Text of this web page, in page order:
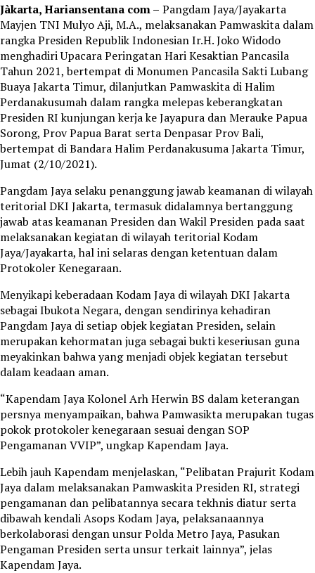
Jàkarta, Hariansentana com – Pangdam Jaya/Jayakarta
Mayjen TNI Mulyo Aji, M.A., melaksanakan Pamwaskita dalam
rangka Presiden Republik Indonesian Ir.H. Joko Widodo
menghadiri Upacara Peringatan Hari Kesaktian Pancasila
Tahun 2021, bertempat di Monumen Pancasila Sakti Lubang
Buaya Jakarta Timur, dilanjutkan Pamwaskita di Halim
Perdanakusumah dalam rangka melepas keberangkatan
Presiden RI kunjungan kerja ke Jayapura dan Merauke Papua
Sorong, Prov Papua Barat serta Denpasar Prov Bali,
bertempat di Bandara Halim Perdanakusuma Jakarta Timur,
Jumat (2/10/2021).
Pangdam Jaya selaku penanggung jawab keamanan di wilayah
teritorial DKI Jakarta, termasuk didalamnya bertanggung
jawab atas keamanan Presiden dan Wakil Presiden pada saat
melaksanakan kegiatan di wilayah teritorial Kodam
Jaya/Jayakarta, hal ini selaras dengan ketentuan dalam
Protokoler Kenegaraan.
Menyikapi keberadaan Kodam Jaya di wilayah DKI Jakarta
sebagai Ibukota Negara, dengan sendirinya kehadiran
Pangdam Jaya di setiap objek kegiatan Presiden, selain
merupakan kehormatan juga sebagai bukti keseriusan guna
meyakinkan bahwa yang menjadi objek kegiatan tersebut
dalam keadaan aman.
“Kapendam Jaya Kolonel Arh Herwin BS dalam keterangan
persnya menyampaikan, bahwa Pamwasikta merupakan tugas
pokok protokoler kenegaraan sesuai dengan SOP
Pengamanan VVIP”, ungkap Kapendam Jaya.
Lebih jauh Kapendam menjelaskan, “Pelibatan Prajurit Kodam
Jaya dalam melaksanakan Pamwaskita Presiden RI, strategi
pengamanan dan pelibatannya secara tekhnis diatur serta
dibawah kendali Asops Kodam Jaya, pelaksanaannya
berkolaborasi dengan unsur Polda Metro Jaya, Pasukan
Pengaman Presiden serta unsur terkait lainnya”, jelas
Kapendam Jaya.